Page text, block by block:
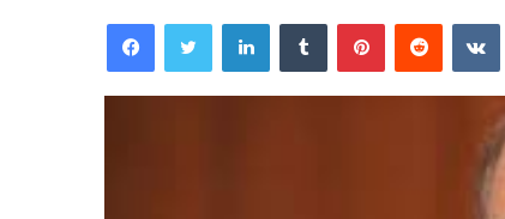
email
FacebookTwitter LinkedInTumblr PinterestReddit